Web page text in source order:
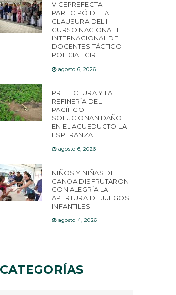
VICEPREFECTA
PARTICIPÓ DE LA
CLAUSURA DEL I
CURSO NACIONAL E
INTERNACIONAL DE
DOCENTES TÁCTICO
POLICIAL GIR
agosto 6, 2026
PREFECTURA Y LA
REFINERÍA DEL
PACÍFICO
SOLUCIONAN DAÑO
EN EL ACUEDUCTO LA
ESPERANZA
agosto 6, 2026
NIÑOS Y NIÑAS DE
CANOA DISFRUTARON
CON ALEGRÍA LA
APERTURA DE JUEGOS
INFANTILES
agosto 4, 2026
CATEGORÍAS